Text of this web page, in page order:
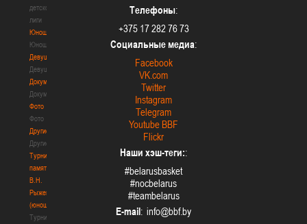
детской
лиги
Юноши
Юноши
Девушки
Девушки
Документы
Документы
Фото
Фото
Другие
Другие
Турнир
памяти
В.Н.
Рыженкова
(юноши)
Турнир
Телефоны:
+375 17 282 76 73
Социальные медиа:
Facebook
VK.com
Twitter
Instagram
Telegram
Youtube BBF
Flickr
Наши хэш-теги::
#belarusbasket
#nocbelarus
#teambelarus
E-mail: